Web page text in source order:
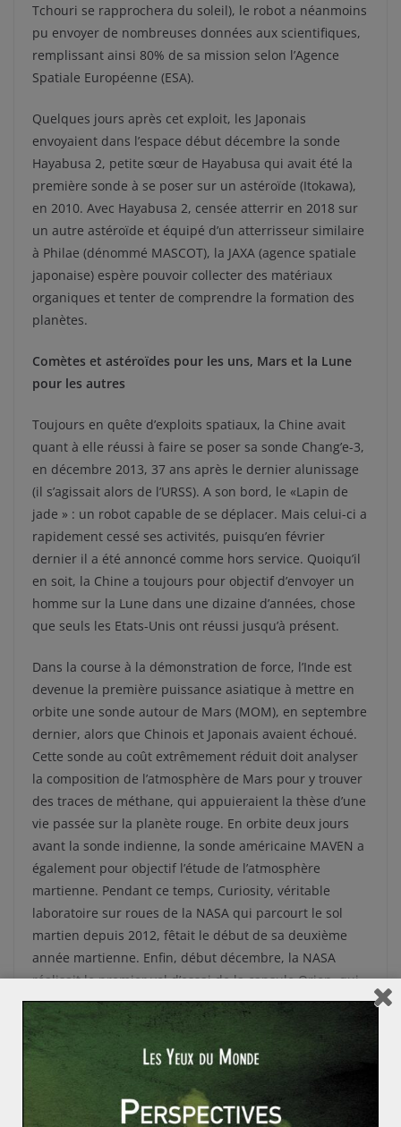
Tchouri se rapprochera du soleil), le robot a néanmoins
pu envoyer de nombreuses données aux scientifiques,
remplissant ainsi 80% de sa mission selon l’Agence
Spatiale Européenne (ESA).
Quelques jours après cet exploit, les Japonais
envoyaient dans l’espace début décembre la sonde
Hayabusa 2, petite sœur de Hayabusa qui avait été la
première sonde à se poser sur un astéroïde (Itokawa),
en 2010. Avec Hayabusa 2, censée atterrir en 2018 sur
un autre astéroïde et équipé d’un atterrisseur similaire
à Philae (dénommé MASCOT), la JAXA (agence spatiale
japonaise) espère pouvoir collecter des matériaux
organiques et tenter de comprendre la formation des
planètes.
Comètes et astéroïdes pour les uns, Mars et la Lune
pour les autres
Toujours en quête d’exploits spatiaux, la Chine avait
quant à elle réussi à faire se poser sa sonde Chang’e-3,
en décembre 2013, 37 ans après le dernier alunissage
(il s’agissait alors de l’URSS). A son bord, le «Lapin de
jade » : un robot capable de se déplacer. Mais celui-ci a
rapidement cessé ses activités, puisqu’en février
dernier il a été annoncé comme hors service. Quoiqu’il
en soit, la Chine a toujours pour objectif d’envoyer un
homme sur la Lune dans une dizaine d’années, chose
que seuls les Etats-Unis ont réussi jusqu’à présent.
Dans la course à la démonstration de force, l’Inde est
devenue la première puissance asiatique à mettre en
orbite une sonde autour de Mars (MOM), en septembre
dernier, alors que Chinois et Japonais avaient échoué.
Cette sonde au coût extrêmement réduit doit analyser
la composition de l’atmosphère de Mars pour y trouver
des traces de méthane, qui appuieraient la thèse d’une
vie passée sur la planète rouge. En orbite deux jours
avant la sonde indienne, la sonde américaine MAVEN a
également pour objectif l’étude de l’atmosphère
martienne. Pendant ce temps, Curiosity, véritable
laboratoire sur roues de la NASA qui parcourt le sol
martien depuis 2012, fêtait le début de sa deuxième
année martienne. Enfin, début décembre, la NASA
réalisait le premier vol d’essai de la capsule Orion, qui
doit un jour pouvoir amener l’homme jusqu’à Mars. Un
rêve que le PDG de Mars One, le Néerlandais Bas
Lansdorp, espère rendre réel dès 2024 pour quatre
participants sélectionnés parmi plus de 200 000